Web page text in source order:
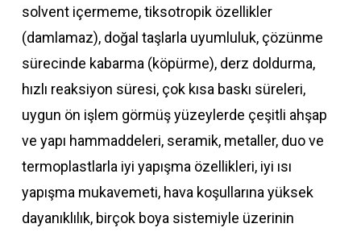
solvent içermeme, tiksotropik özellikler
(damlamaz), doğal taşlarla uyumluluk, çözünme
sürecinde kabarma (köpürme), derz doldurma,
hızlı reaksiyon süresi, çok kısa baskı süreleri,
uygun ön işlem görmüş yüzeylerde çeşitli ahşap
ve yapı hammaddeleri, seramik, metaller, duo ve
termoplastlarla iyi yapışma özellikleri, iyi ısı
yapışma mukavemeti, hava koşullarına yüksek
dayanıklılık, birçok boya sistemiyle üzerinin